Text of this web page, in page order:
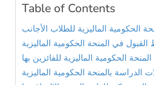
Table of Contents
الحكومية الماليزية للطلاب الأجانب
في المنحة الحكومية الماليزية
المنحة الحكومية الماليزية للفائزين بها
الدراسة بالمنحة الحكومية الماليزية